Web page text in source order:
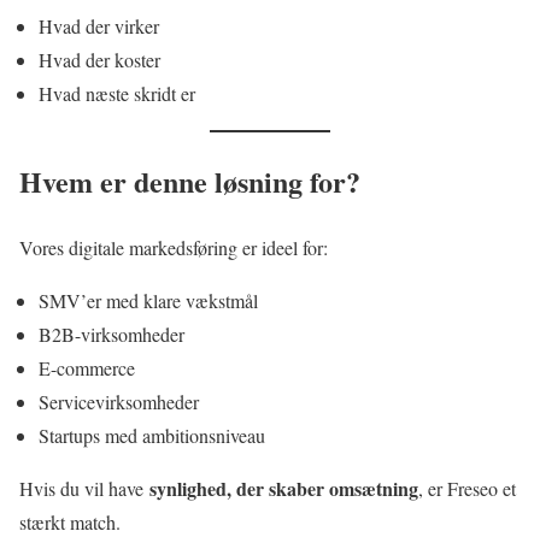
Hvad der virker
Hvad der koster
Hvad næste skridt er
Hvem er denne løsning for?
Vores digitale markedsføring er ideel for:
SMV’er med klare vækstmål
B2B-virksomheder
E-commerce
Servicevirksomheder
Startups med ambitionsniveau
Hvis du vil have synlighed, der skaber omsætning, er Freseo et
stærkt match.